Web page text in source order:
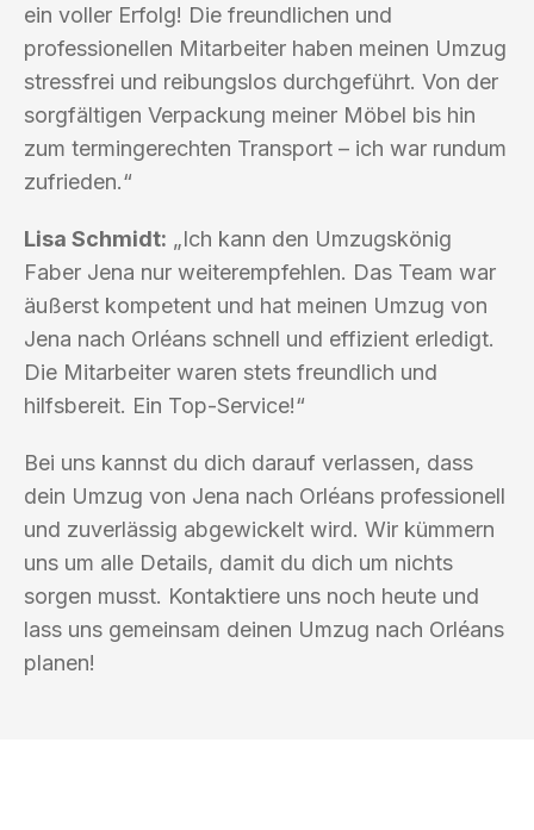
ein voller Erfolg! Die freundlichen und
professionellen Mitarbeiter haben meinen Umzug
stressfrei und reibungslos durchgeführt. Von der
sorgfältigen Verpackung meiner Möbel bis hin
zum termingerechten Transport – ich war rundum
zufrieden.“
Lisa Schmidt: „Ich kann den Umzugskönig
Faber Jena nur weiterempfehlen. Das Team war
äußerst kompetent und hat meinen Umzug von
Jena nach Orléans schnell und effizient erledigt.
Die Mitarbeiter waren stets freundlich und
hilfsbereit. Ein Top-Service!“
Bei uns kannst du dich darauf verlassen, dass
dein Umzug von Jena nach Orléans professionell
und zuverlässig abgewickelt wird. Wir kümmern
uns um alle Details, damit du dich um nichts
sorgen musst. Kontaktiere uns noch heute und
lass uns gemeinsam deinen Umzug nach Orléans
planen!